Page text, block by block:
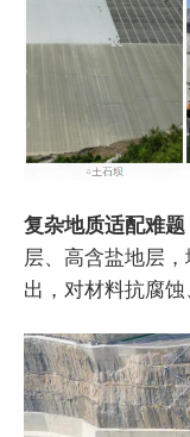
复杂地质适配难题
层、高含盐地层
出，对材料抗腐蚀